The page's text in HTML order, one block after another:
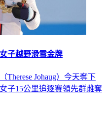
子越野滑雪金牌
Johaug）今天奪下
子15公里追逐賽領先群雌奪